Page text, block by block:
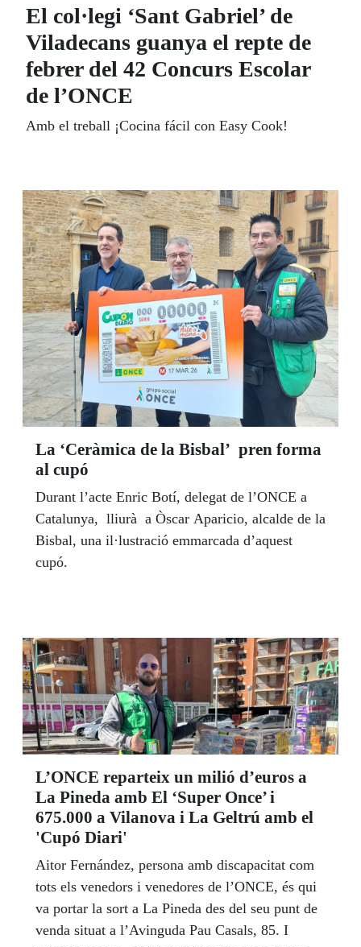
El col·legi ‘Sant Gabriel’ de
Viladecans guanya el repte de
febrer del 42 Concurs Escolar
de l’ONCE
Amb el treball ¡Cocina fácil con Easy Cook!
La ‘Ceràmica de la Bisbal’ pren forma
al cupó
Durant l’acte Enric Botí, delegat de l’ONCE a
Catalunya, lliurà a Òscar Aparicio, alcalde de la
Bisbal, una il·lustració emmarcada d’aquest
cupó.
L’ONCE reparteix un milió d’euros a
La Pineda amb El ‘Super Once’ i
675.000 a Vilanova i La Geltrú amb el
'Cupó Diari'
Aitor Fernández, persona amb discapacitat com
tots els venedors i venedores de l’ONCE, és qui
va portar la sort a La Pineda des del seu punt de
venda situat a l’Avinguda Pau Casals, 85. I